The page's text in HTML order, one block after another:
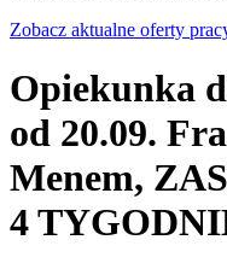
Zobacz aktualne oferty
Opiekunka
od 20.09.
Menem,
4